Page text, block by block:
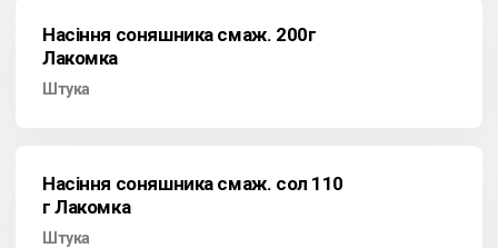
Насіння соняшника смаж. 200г
Лакомка
Штука
Насіння соняшника смаж. сол 110
г Лакомка
Штука